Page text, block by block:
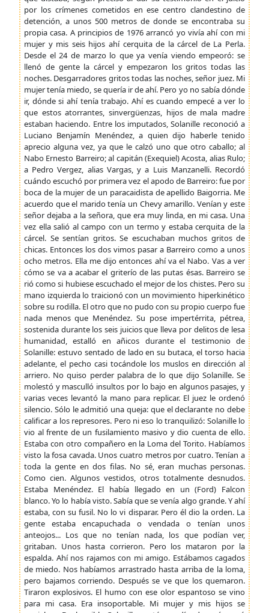
por los crímenes cometidos en ese centro clandestino de
detención, a unos 500 metros de donde se encontraba su
propia casa. A principios de 1976 arrancó yo vivía ahí con mi
mujer y mis seis hijos ahí cerquita de la cárcel de La Perla.
Desde el 24 de marzo lo que ya venía viendo empeoró: se
llenó de gente la cárcel y empezaron los gritos todas las
noches. Desgarradores gritos todas las noches, señor juez. Mi
mujer tenía miedo, se quería ir de ahí. Pero yo no sabía dónde
ir, dónde si ahí tenía trabajo. Ahí es cuando empecé a ver lo
que estos atorrantes, sinvergüenzas, hijos de mala madre
estaban haciendo. Entre los imputados, Solanille reconoció a
Luciano Benjamín Menéndez, a quien dijo haberle tenido
aprecio alguna vez, ya que le calzó uno que otro caballo; al
Nabo Ernesto Barreiro; al capitán (Exequiel) Acosta, alias Rulo;
a Pedro Vergez, alias Vargas, y a Luis Manzanelli. Recordó
cuándo escuchó por primera vez el apodo de Barreiro: fue por
boca de la mujer de un paracaidista de apellido Baigorria. Me
acuerdo que el marido tenía un Chevy amarillo. Venían y este
señor dejaba a la señora, que era muy linda, en mi casa. Una
vez ella salió al campo con un termo y estaba cerquita de la
cárcel. Se sentían gritos. Se escuchaban muchos gritos de
chicas. Entonces los dos vimos pasar a Barreiro como a unos
ocho metros. Ella me dijo entonces ahí va el Nabo. Vas a ver
cómo se va a acabar el griterío de las putas ésas. Barreiro se
rió como si hubiese escuchado el mejor de los chistes. Pero su
mano izquierda lo traicionó con un movimiento hiperkinético
sobre su rodilla. El otro que no pudo con su propio cuerpo fue
nada menos que Menéndez. Su pose impertérrita, pétrea,
sostenida durante los seis juicios que lleva por delitos de lesa
humanidad, estalló en añicos durante el testimonio de
Solanille: estuvo sentado de lado en su butaca, el torso hacia
adelante, el pecho casi tocándole los muslos en dirección al
arriero. No quiso perder palabra de lo que dijo Solanille. Se
molestó y masculló insultos por lo bajo en algunos pasajes, y
varias veces levantó la mano para replicar. El juez le ordenó
silencio. Sólo le admitió una queja: que el declarante no debe
calificar a los represores. Pero ni eso lo tranquilizó: Solanille lo
vio al frente de un fusilamiento masivo y dio cuenta de ello.
Estaba con otro compañero en la Loma del Torito. Habíamos
visto la fosa cavada. Unos cuatro metros por cuatro. Tenían a
toda la gente en dos filas. No sé, eran muchas personas.
Como cien. Algunos vestidos, otros totalmente desnudos.
Estaba Menéndez. El había llegado en un (Ford) Falcon
blanco. Yo lo había visto. Sabía que se venía algo grande. Y ahí
estaba, con su fusil. No lo vi disparar. Pero él dio la orden. La
gente estaba encapuchada o vendada o tenían unos
anteojos... Los que no tenían nada, los que podían ver,
gritaban. Unos hasta corrieron. Pero los mataron por la
espalda. Ahí nos rajamos con mi amigo. Estábamos cagados
de miedo. Nos habíamos arrastrado hasta arriba de la loma,
pero bajamos corriendo. Después se ve que los quemaron.
Tiraron explosivos. El humo con ese olor espantoso se vino
para mi casa. Era insoportable. Mi mujer y mis hijos se